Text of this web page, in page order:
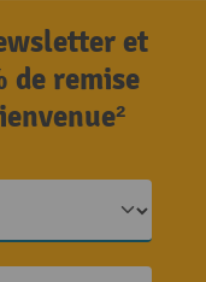
et
de remise